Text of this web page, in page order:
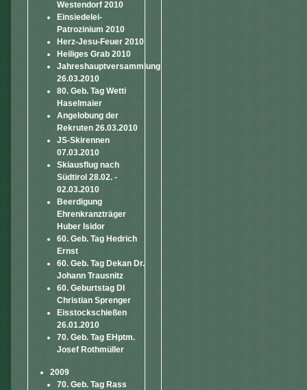
Westendorf 2010
Einsiedelei-
Patrozinium 2010
Herz-Jesu-Feuer 2010
Heiliges Grab 2010
Jahreshauptversammlung
26.03.2010
80. Geb. Tag Wetti
Haselmaier
Angelobung der
Rekruten 26.03.2010
JS-Skirennen
07.03.2010
Skiausflug nach
Südtirol 28.02. -
02.03.2010
Beerdigung
Ehrenkranzträger
Huber Isidor
60. Geb. Tag Hedrich
Ernst
60. Geb. Tag Dekan Dr.
Johann Trausnitz
60. Geburtstag DI
Christian Sprenger
Eisstockschießen
26.01.2010
70. Geb. Tag EHptm.
Josef Rothmüller
2009
70. Geb. Tag Rass